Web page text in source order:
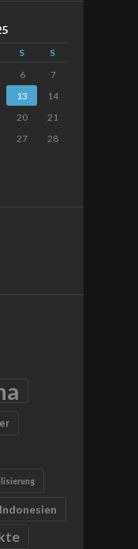
S
S
6
7
13
14
20
21
27
28
Indonesien